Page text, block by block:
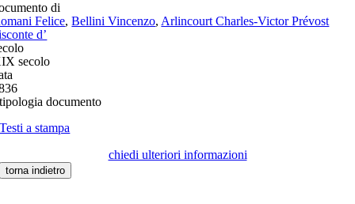
di
Felice,Bellini Vincenzo, Arlincourt Charles-Victor Prévost
d’
secolo
tipologia documento
Testi a stampa
chiedi ulteriori informazioni
torna indietro